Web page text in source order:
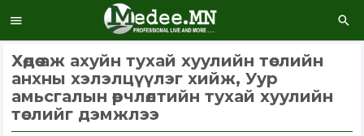
Хөдөө аж ахуйн тухай хуулийн төслийн
анхны хэлэлцүүлэг хийж, Уур
амьсгалын өөрчлөлтийн тухай хуулийн
төслийг дэмжлээ